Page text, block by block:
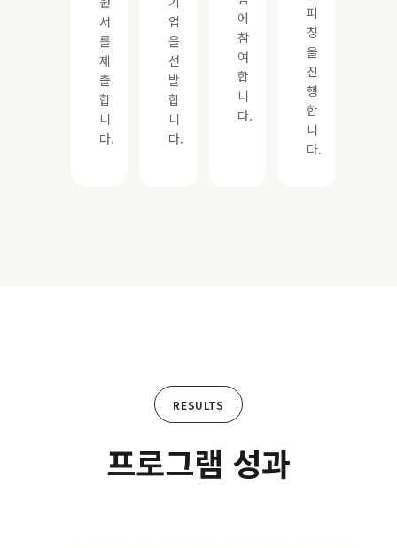
서
를
제
출
합
니
다.
업
을
선
발
합
니
다.
에
참
여
합
니
다.
피
칭
을
진
행
합
니
다.
RESULTS
프로그램 성과